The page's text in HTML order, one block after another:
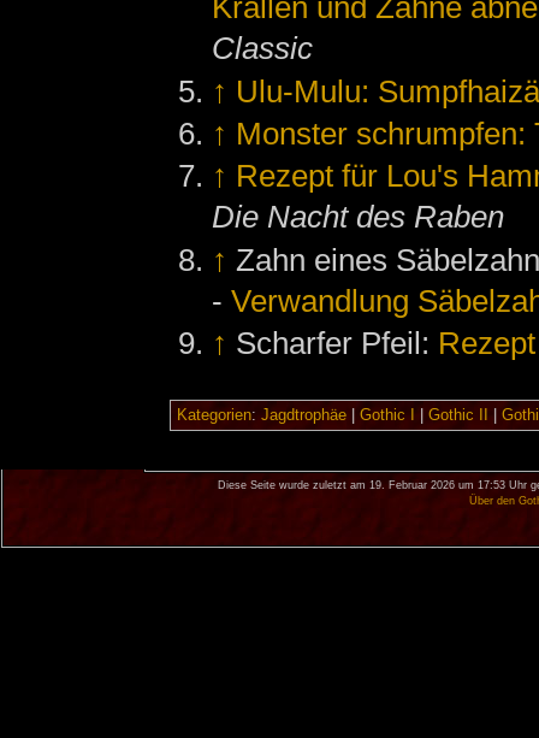
Krallen und Zähne
Classic
↑ Ulu-Mulu:
↑ Monster schrumpfen:
↑ Rezept für Lou's
Die Nacht des Raben
↑ Zahn eines
-Verwandlung
↑ Scharfer Pfeil: Rezept
Kategorien: Jagdtrophäe| Gothic I Gothic II
Diese Seite wurde zuletzt am 19. Februar 2026 um 17:53 Uhr
Über den